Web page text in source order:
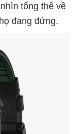
tổng thể về
đang đứng.